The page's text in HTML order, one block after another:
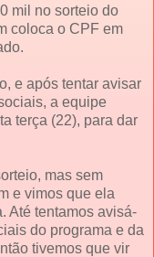
mil no sorteio do
coloca o CPF em
e após tentar avisar
a equipe
terça (22), para dar
mas sem
e vimos que ela
Até tentamos avisá-
do programa e da
tivemos que vir